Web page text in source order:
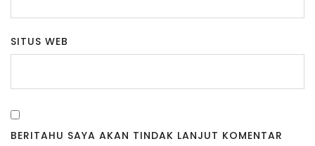
SITUS WEB
BERITAHU SAYA AKAN TINDAK LANJUT KOMENTAR